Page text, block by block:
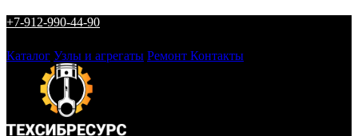
+7-912-990-44-90
Каталог Узлы и агрегаты Ремонт Контакты